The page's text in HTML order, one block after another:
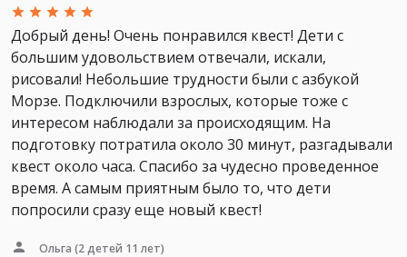
Добрый день! Очень понравился квест! Дети с
большим удовольствием отвечали, искали,
рисовали! Небольшие трудности были с азбукой
Морзе. Подключили взрослых, которые тоже с
интересом наблюдали за происходящим. На
подготовку потратила около 30 минут, разгадывали
квест около часа. Спасибо за чудесно проведенное
время. А самым приятным было то, что дети
попросили сразу еще новый квест!
Ольга (2 детей 11 лет)